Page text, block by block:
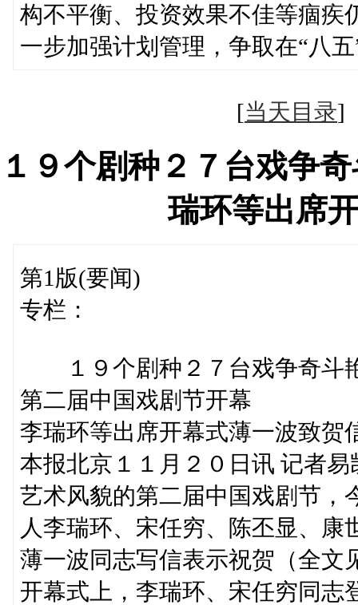
构不平衡、投资效果不佳等痼疾
一步加强计划管理，争取在“八
[当天目录
１９个剧种２７台戏争
瑞环等出席
第1版(要闻)
专栏：
１９个剧种２７台戏争奇斗
第二届中国戏剧节开幕
李瑞环等出席开幕式薄一波致贺
本报北京１１月２０日讯 记者
艺术风貌的第二届中国戏剧节，
人李瑞环、宋任穷、陈丕显、
薄一波同志写信表示祝贺（全文
开幕式上，李瑞环、宋任穷同志